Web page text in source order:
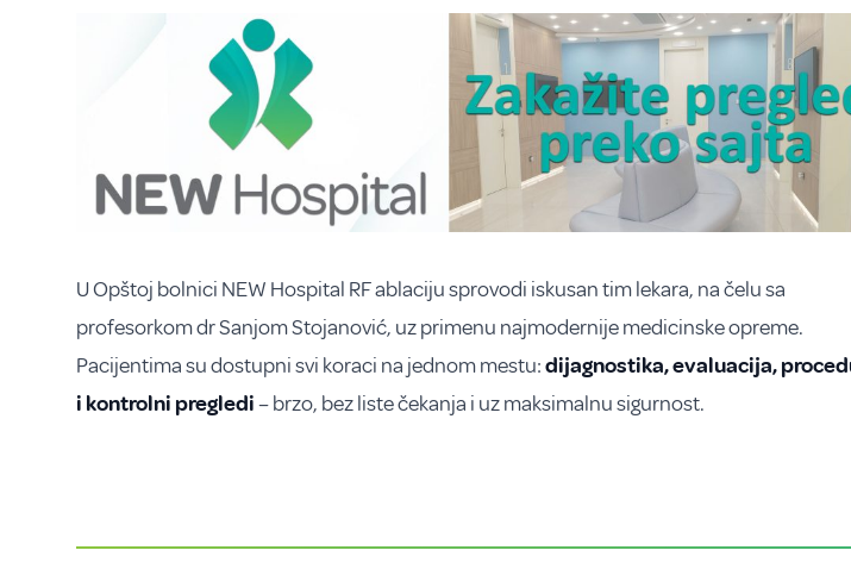
U Opštoj bolnici NEW Hospital RF ablaciju sprovodi iskusan tim lekara, na čelu sa
profesorkom dr Sanjom Stojanović, uz primenu najmodernije medicinske opreme.
Pacijentima su dostupni svi koraci na jednom mestu:dijagnostika, evaluacija,
i kontrolni pregledi– brzo, bez liste čekanja i uz maksimalnu sigurnost.